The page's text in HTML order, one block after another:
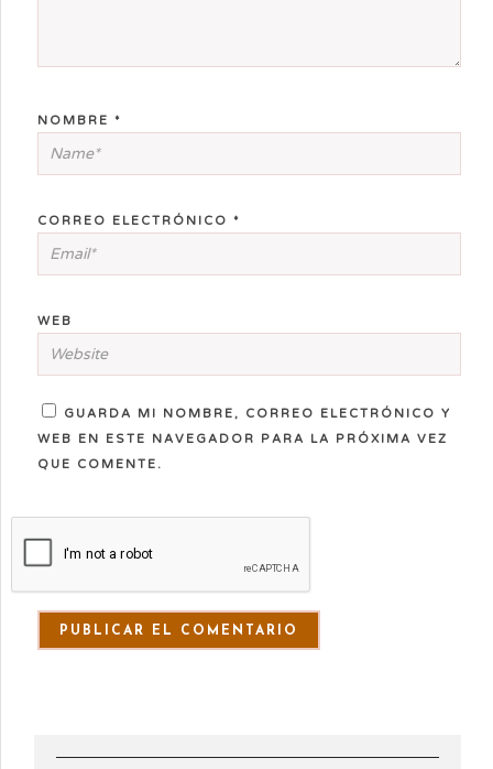
NOMBRE *
CORREO ELECTRÓNICO *
WEB
GUARDA MI NOMBRE, CORREO ELECTRÓNICO Y
WEB EN ESTE NAVEGADOR PARA LA PRÓXIMA VEZ
QUE COMENTE.